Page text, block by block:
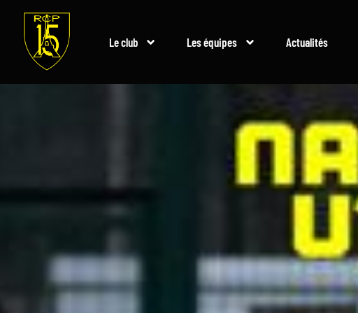
Le club Les équipes Actualités